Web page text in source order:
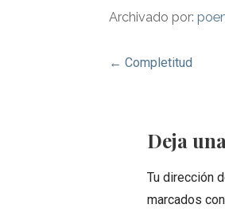
Archivado por:
entradas
← Completitud
Deja
Tu dirección
marcados